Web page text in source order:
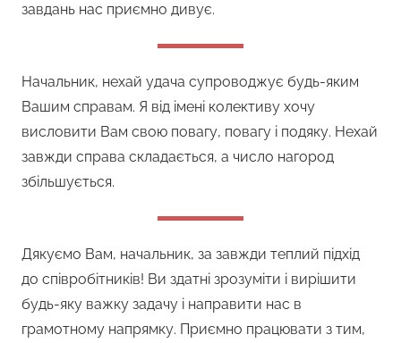
завдань нас приємно дивує.
Начальник, нехай удача супроводжує будь-яким
Вашим справам. Я від імені колективу хочу
висловити Вам свою повагу, повагу і подяку. Нехай
завжди справа складається, а число нагород
збільшується.
Дякуємо Вам, начальник, за завжди теплий підхід
до співробітників! Ви здатні зрозуміти і вирішити
будь-яку важку задачу і направити нас в
грамотному напрямку. Приємно працювати з тим,